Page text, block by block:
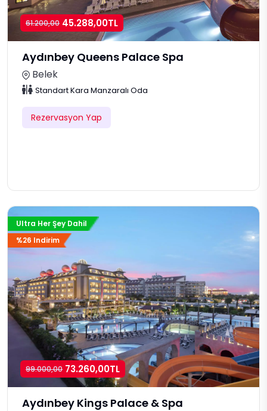
61.200,00 45.288,00TL
Aydınbey Queens Palace Spa
Belek
Standart Kara Manzaralı Oda
Rezervasyon Yap
Ultra Her Şey Dahil
%26 Indirim
99.000,00 73.260,00TL
Aydınbey Kings Palace & Spa